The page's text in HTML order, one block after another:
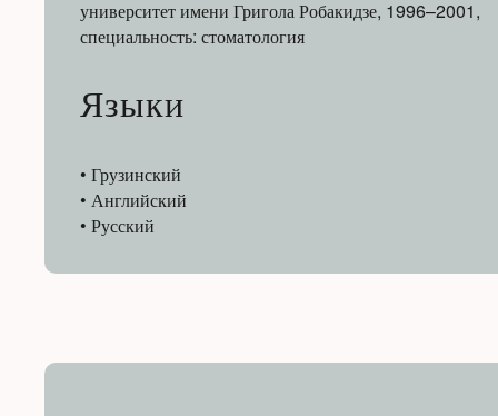
университет имени Григола Робакидзе, 1996–2001,
специальность: стоматология
Языки
• Грузинский
• Английский
• Русский